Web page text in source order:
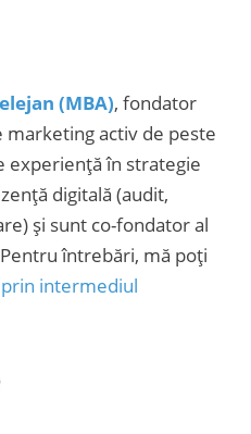
(MBA), fondator
marketing activ de peste
experiență în strategie
digitală (audit,
și sunt co-fondator al
întrebări, mă poți
prin intermediul